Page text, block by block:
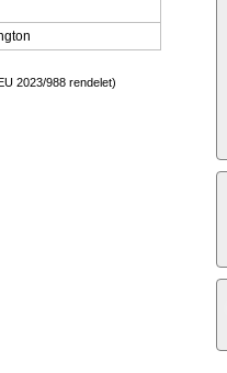
2023/988 rendelet)